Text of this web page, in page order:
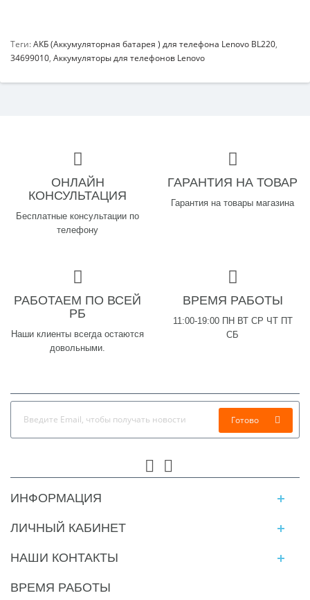
Теги:АКБ (Аккумуляторная батарея ) для телефона Lenovo BL220,
34699010, Аккумуляторы для телефонов Lenovo
ОНЛАЙН
КОНСУЛЬТАЦИЯ
Бесплатные консультации по
телефону
ГАРАНТИЯ НА ТОВАР
Гарантия на товары магазина
РАБОТАЕМ ПО ВСЕЙ
РБ
Наши клиенты всегда остаются
довольными.
ВРЕМЯ РАБОТЫ
11:00-19:00 ПН ВТ СР ЧТ ПТ
СБ
Готово
ИНФОРМАЦИЯ
ЛИЧНЫЙ КАБИНЕТ
НАШИ КОНТАКТЫ
ВРЕМЯ РАБОТЫ